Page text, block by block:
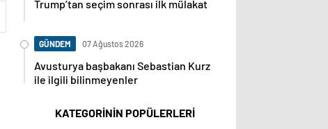
Trump’tan seçim sonrası ilk mülakat
GÜNDEM 07 Ağustos 2026
Avusturya başbakanı Sebastian Kurz
ile ilgili bilinmeyenler
KATEGORİNİN POPÜLERLERİ